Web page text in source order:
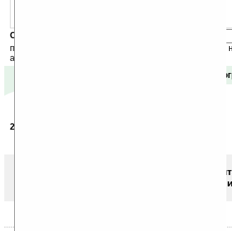
Скоро
получайте ежедневный или еженедельный дайджест
акций сайта на ваш почтовый ящик.
Отзывы о
27.02.2005
Чтобы писать
или